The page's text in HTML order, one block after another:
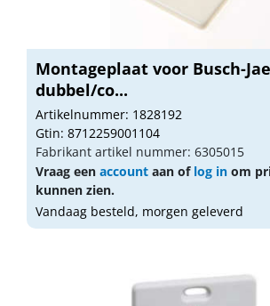
Montageplaat voor Busch-
dubbel/co...
Artikelnummer: 1828192
Gtin: 8712259001104
Fabrikant artikel nummer: 6305015
Vraag een account aan of log in om
kunnen zien.
Vandaag besteld, morgen geleverd